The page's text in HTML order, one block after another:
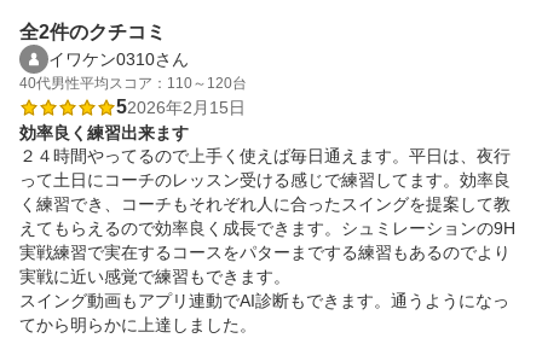
全2件のクチコミ
イワケン0310さん
40代男性平均スコア：110～120台
52026年2月15日
効率良く練習出来ます
２４時間やってるので上手く使えば毎日通えます。平日は、夜行
って土日にコーチのレッスン受ける感じで練習してます。効率良
く練習でき、コーチもそれぞれ人に合ったスイングを提案して教
えてもらえるので効率良く成長できます。シュミレーションの9H
実戦練習で実在するコースをパターまでする練習もあるのでより
実戦に近い感覚で練習もできます。
スイング動画もアプリ連動でAI診断もできます。通うようになっ
てから明らかに上達しました。